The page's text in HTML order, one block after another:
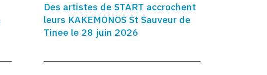
Des artistes de START accrochent
leurs KAKEMONOS St Sauveur de
Tinee le 28 juin 2026